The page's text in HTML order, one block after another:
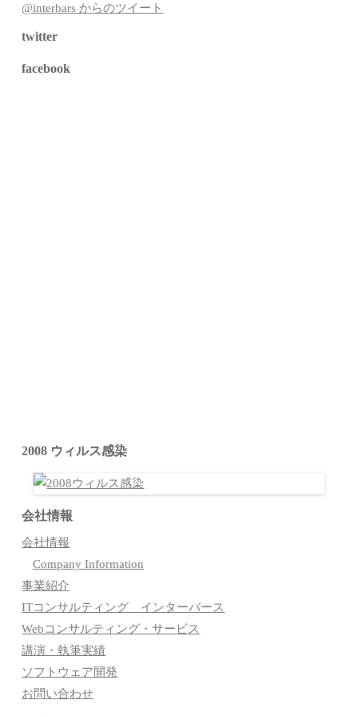
@interbars からのツイート
twitter
facebook
2008 ウィルス感染
会社情報
会社情報
Company Information
事業紹介
ITコンサルティング インターバース
Webコンサルティング・サービス
講演・執筆実績
ソフトウェア開発
お問い合わせ